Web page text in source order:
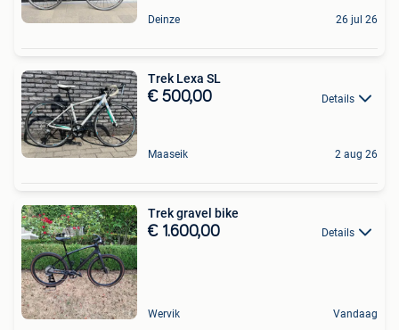
Deinze 26 jul 26
Trek Lexa SL
€ 500,00 Details
Maaseik 2 aug 26
Trek gravel bike
€ 1.600,00 Details
Wervik Vandaag